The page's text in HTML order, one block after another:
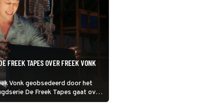
FREEK TAPES OVER FREEK VONK
Vonk geobsedeerd door het
De Freek Tapes gaat over
bioloog. De reeks